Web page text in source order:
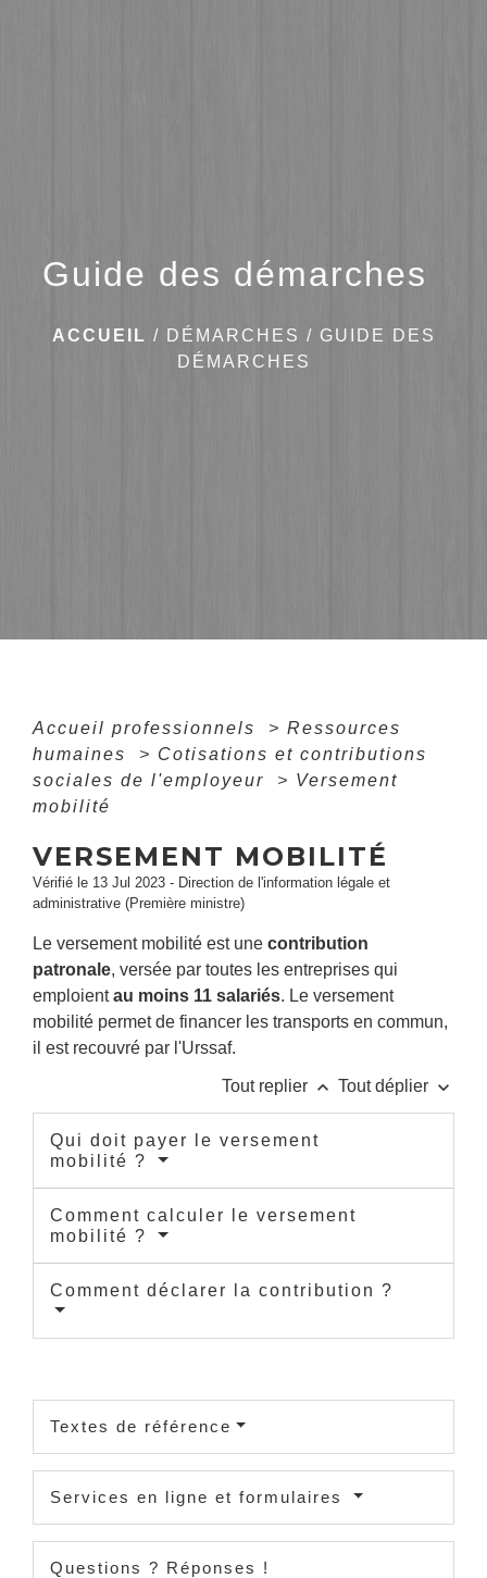
Guide des démarches
ACCUEIL / DÉMARCHES / GUIDE DES
DÉMARCHES
Accueil professionnels > Ressources
humaines
> Cotisations et contributions
sociales de l'employeur
> Versement
mobilité
VERSEMENT MOBILITÉ
Vérifié le 13 Jul 2023 - Direction de l'information légale et
administrative (Première ministre)
Le versement mobilité est une contribution
patronale, versée par toutes les entreprises qui
emploientau moins 11 salariés. Le versement
mobilité permet de financer les transports en commun,
il est recouvré par l'Urssaf.
Tout replier keyboard_arrow_up Tout déplier keyboard_arrow_down
Qui doit payer le versement
mobilité ?
Comment calculer le versement
mobilité ?
Comment déclarer la contribution ?
Textes de référence
Services en ligne et formulaires
Questions ? Réponses !